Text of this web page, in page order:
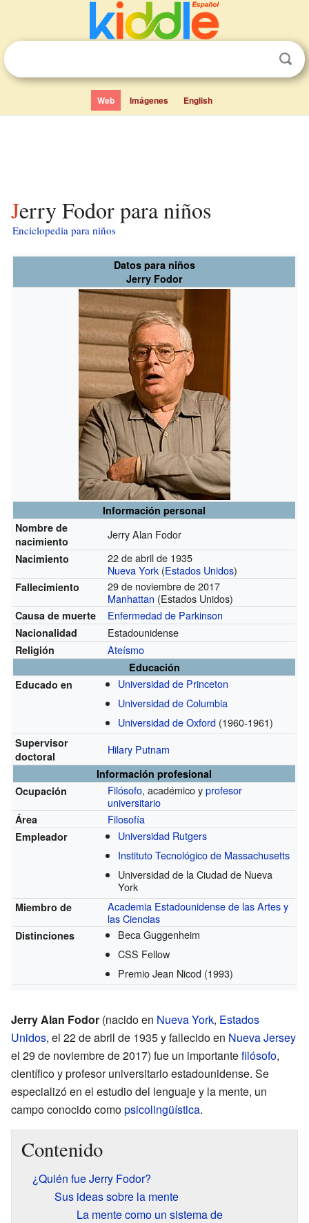
Web Imágenes English
Jerry Fodor para niños
Enciclopedia para niños
Datos para niños
Jerry Fodor
Información personal
Nombre de
nacimiento
Jerry Alan Fodor
Nacimiento
22 de abril de 1935
Nueva York (Estados Unidos)
Fallecimiento
29 de noviembre de 2017
Manhattan (Estados Unidos)
Causa de muerte Enfermedad de Parkinson
Nacionalidad Estadounidense
Religión Ateísmo
Educación
Educado en
Universidad de Princeton
Universidad de Columbia
Universidad de Oxford (1960-1961)
Supervisor
doctoral
Hilary Putnam
Información profesional
Ocupación
Filósofo, académico yprofesor
universitario
Área Filosofía
Empleador
Universidad Rutgers
Instituto Tecnológico de Massachusetts
Universidad de la Ciudad de Nueva
York
Miembro de
Academia Estadounidense de las Artes y
las Ciencias
Distinciones
Beca Guggenheim
CSS Fellow
Premio Jean Nicod (1993)
Jerry Alan Fodor (nacido en Nueva York, Estados
Unidos, el 22 de abril de 1935 y fallecido en Nueva Jersey
el 29 de noviembre de 2017) fue un importantefilósofo,
científico y profesor universitario estadounidense. Se
especializó en el estudio del lenguaje y la mente, un
campo conocido comopsicolingüística.
Contenido
¿Quién fue Jerry Fodor?
Sus ideas sobre la mente
La mente como un sistema de